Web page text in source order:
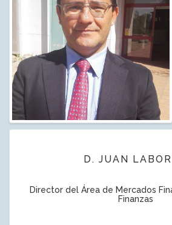
D. JUAN
Director del Área de Mercados
Finanzas